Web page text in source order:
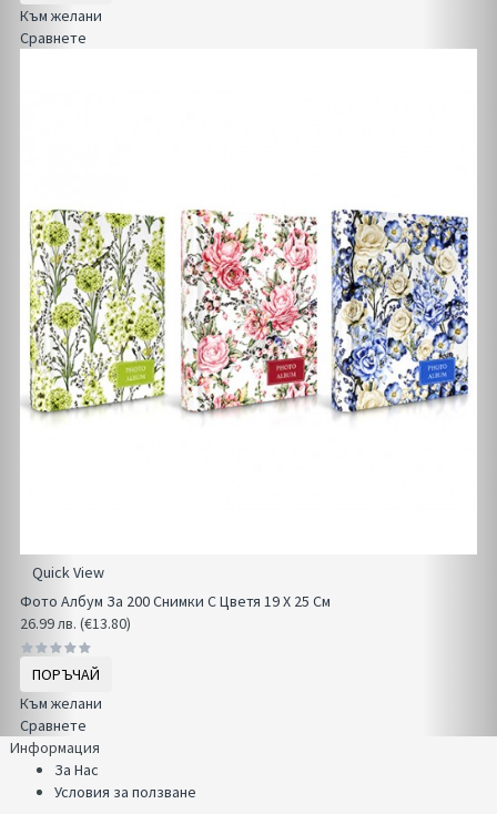
Към желани
Сравнете
Quick View
Фото Албум За 200 Снимки С Цветя 19 Х 25 См
26.99 лв. (€13.80)
ПОРЪЧАЙ
Към желани
Сравнете
Информация
За Нас
Условия за ползване